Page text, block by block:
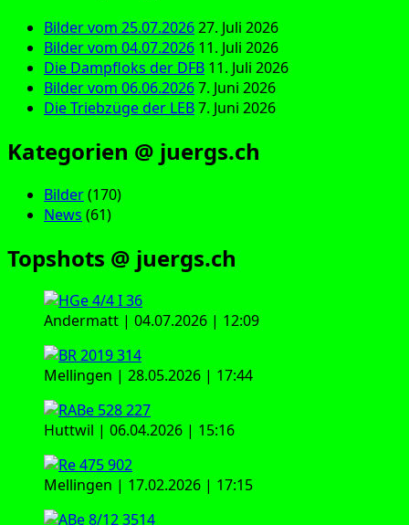
Bilder vom 25.07.202627. Juli 2026
Bilder vom 04.07.2026 11. Juli 2026
Die Dampfloks der DFB 11. Juli 2026
Bilder vom 06.06.20267. Juni 2026
Die Triebzüge der LEB7. Juni 2026
Kategorien @ juergs.ch
Bilder(170)
News (61)
Topshots @ juergs.ch
Andermatt | 04.07.2026 | 12:09
Mellingen | 28.05.2026 | 17:44
Huttwil | 06.04.2026 | 15:16
Mellingen | 17.02.2026 | 17:15